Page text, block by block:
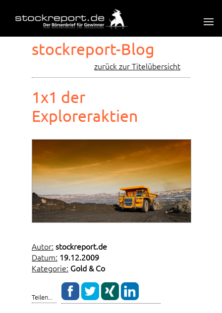
stockreport-Blog
zurück zur Titelübersicht
1x1 der
Exploreraktien
Autor: stockreport.de
Datum: 19.12.2009
Kategorie: Gold & Co
Teilen...